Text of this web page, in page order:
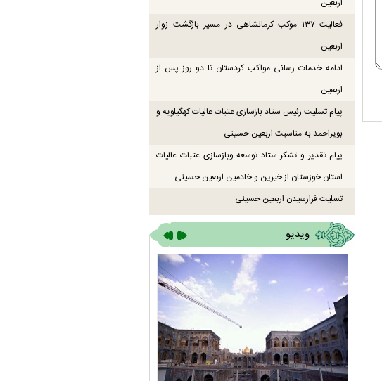
فعالیت ۱۳۷ موکب کرمانشاهی در مسیر بازگشت زوار
اربعین
ادامه خدمات رسانی مواکب کردستان تا دو روز پس از
اربعین
پیام تسلیت رئیس ستاد بازسازی عتبات عالیات کهگیلویه و
بویراحمد به مناسبت اربعین حسینی
پیام تقدیر و تشکر ستاد توسعه وبازسازی عتبات عالیات
استان خوزستان از خیرین و خادمین اربعین حسینی
تسلیت فرارسیدن اربعین حسینی
ویدیو